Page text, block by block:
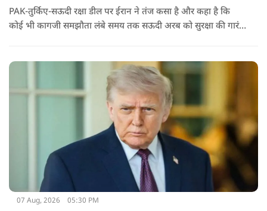
PAK-तुर्किए-सऊदी रक्षा डील पर ईरान ने तंज कसा है और कहा है कि
कोई भी कागजी समझौता लंबे समय तक सऊदी अरब को सुरक्षा की गारंटी
07 Aug, 2026 05:30 PM